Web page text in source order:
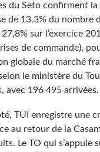
du Seto confirment la
de 13,3% du nombre
27,8% sur l’exercice
de commande),
globale du marché
le ministère du
avec 196 495 arrivées.
TUI enregistre une
au retour de la
Le TO qui s’appuie